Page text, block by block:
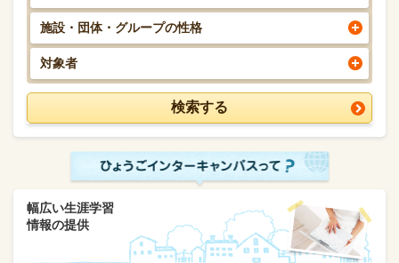
施設・団体・グループの性格
対象者
幅広い生涯学習
情報の提供